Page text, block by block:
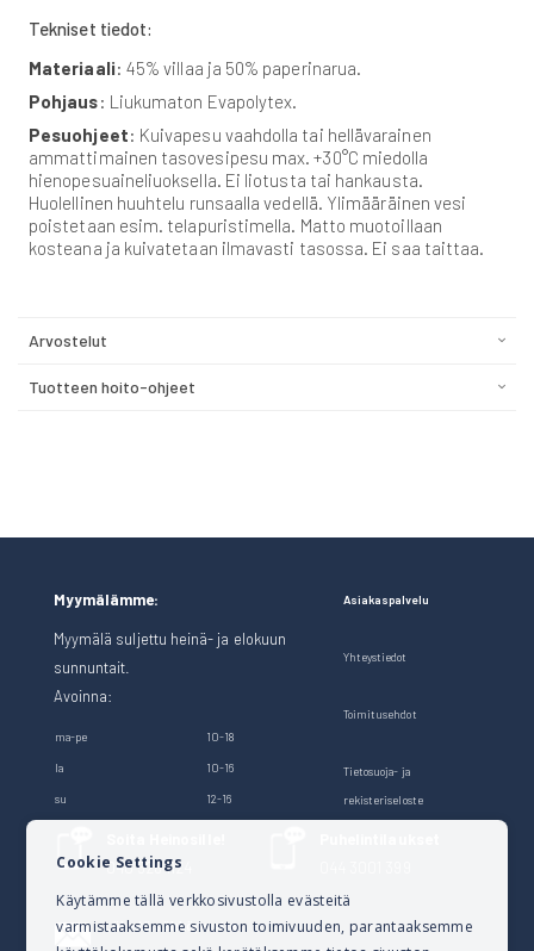
Tekniset tiedot:
Materiaali: 45% villaa ja 50% paperinarua.
Pohjaus: Liukumaton Evapolytex.
Pesuohjeet: Kuivapesu vaahdolla tai hellävarainen
ammattimainen tasovesipesu max. +30°C miedolla
hienopesuaineliuoksella. Ei liotusta tai hankausta.
Huolellinen huuhtelu runsaalla vedellä. Ylimääräinen vesi
poistetaan esim. telapuristimella. Matto muotoillaan
kosteana ja kuivatetaan ilmavasti tasossa. Ei saa taittaa.
Arvostelut
Tuotteen hoito-ohjeet
Myymälämme:
Myymälä suljettu heinä- ja elokuun
sunnuntait.
Avoinna:
ma-pe 10-18
la 10-16
su 12-16
Asiakaspalvelu
Yhteystiedot
Toimitusehdot
Tietosuoja- ja
rekisteriseloste
040 528 1124
Lähetä sähköpostia
Cookie Settings
Käytämme tällä verkkosivustolla evästeitä
varmistaaksemme sivuston toimivuuden, parantaaksemme